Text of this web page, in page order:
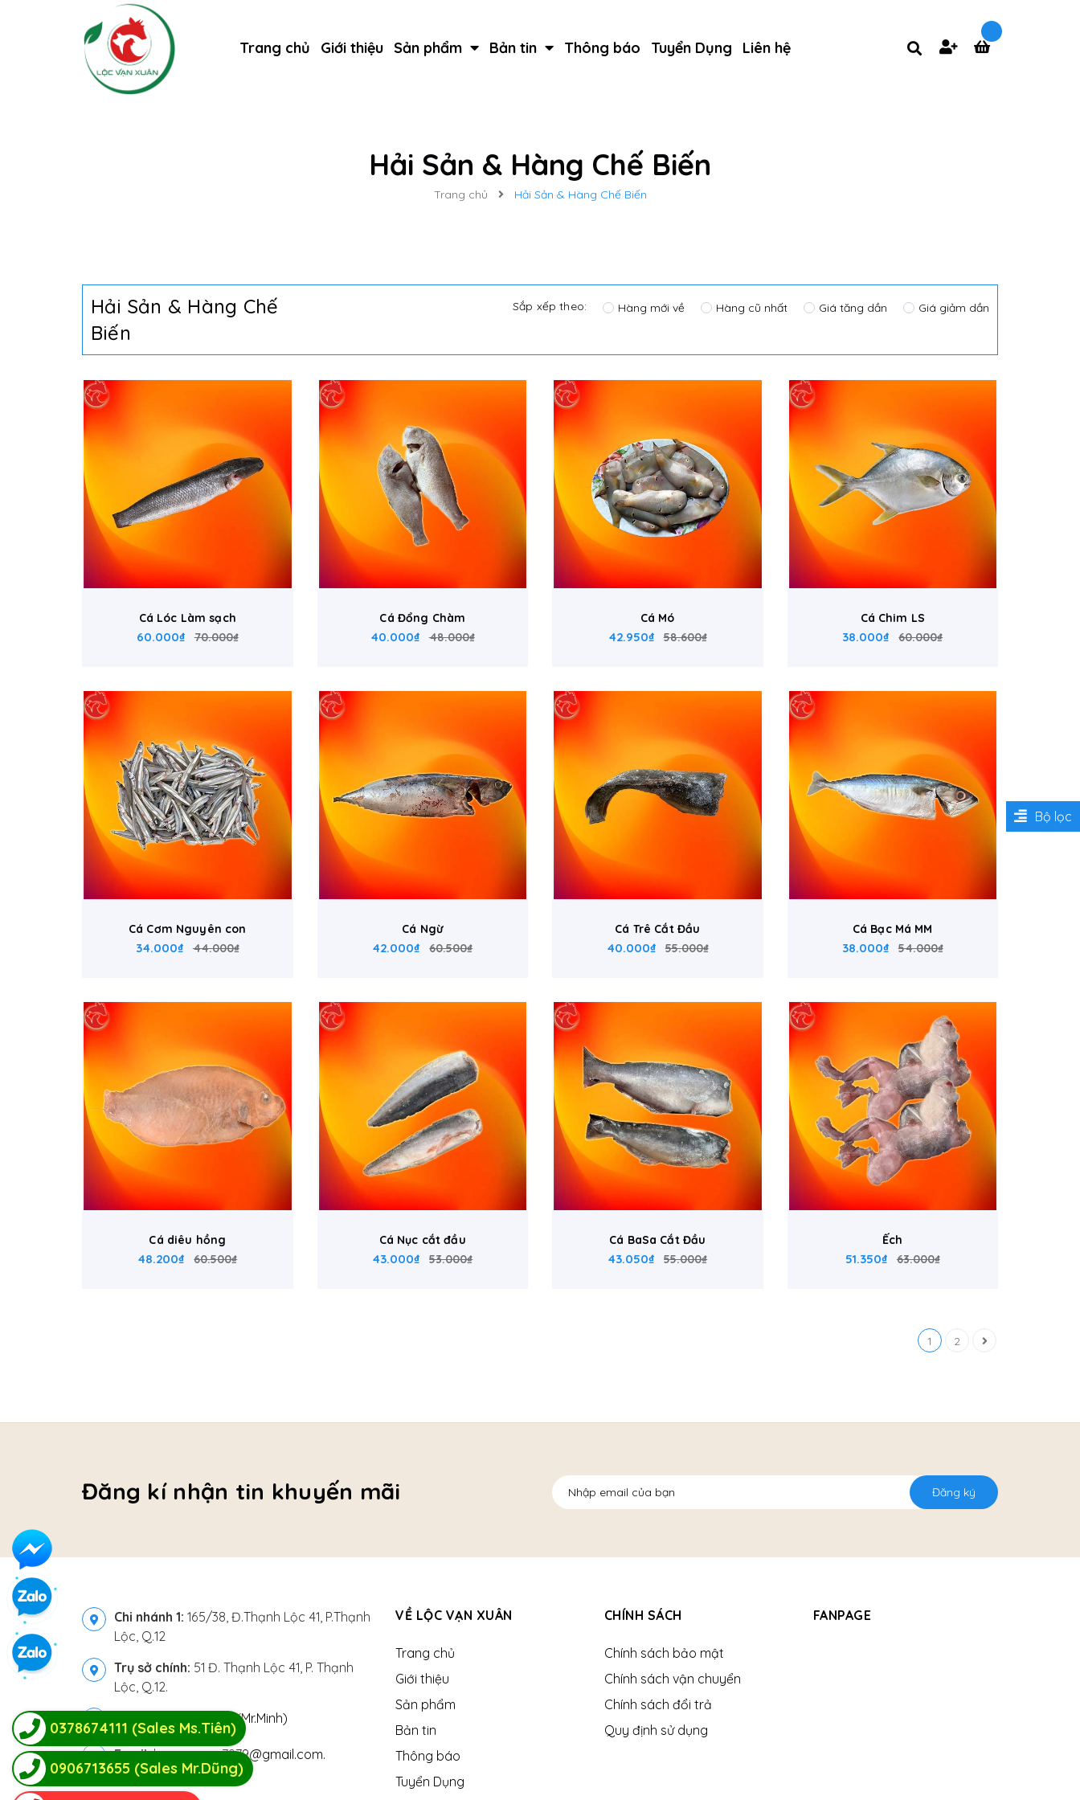
Trang chủ Giới thiệu Sản phẩm Bản tin Thông báo Tuyển Dụng Liên hệ
Hải Sản & Hàng Chế Biến
Trang chủ Hải Sản & Hàng Chế Biến
Hải Sản & Hàng Chế
Biến
Sắp xếp theo: Hàng mới về Hàng cũ nhất Giá tăng dần Giá giảm dần
Cá Lóc Làm sạch
60.000₫ 70.000₫
Cá Đổng Chàm
40.000₫ 48.000₫
Cá Mó
42.950₫ 58.600₫
Cá Chim LS
38.000₫ 60.000₫
Cá Cơm Nguyên con
34.000₫ 44.000₫
Cá Ngừ
42.000₫ 60.500₫
Cá Trê Cắt Đầu
40.000₫ 55.000₫
Cá Bạc Má MM
38.000₫ 54.000₫
Cá diêu hồng
48.200₫ 60.500₫
Cá Nục cắt đầu
43.000₫ 53.000₫
Cá BaSa Cắt Đầu
43.050₫ 55.000₫
Ếch
51.350₫ 63.000₫
1 2
Bộ lọc
Đăng kí nhận tin khuyến mãi Đăng ký
Chi nhánh 1: 165/38, Đ.Thạnh Lộc 41, P.Thạnh
Lộc, Q.12
Trụ sở chính: 51 Đ. Thạnh Lộc 41, P. Thạnh
Lộc, Q.12.
Hotline:
0903814111 (Mr.Minh)
Email:locvanxuan7979@gmail.com.
VỀ LỘC VẠN XUÂN
Trang chủ
Giới thiệu
Sản phẩm
Bản tin
Thông báo
Tuyển Dụng
CHÍNH SÁCH
Chính sách bảo mật
Chính sách vận chuyển
Chính sách đổi trả
Quy định sử dụng
FANPAGE
0906713655 (Sales Mr.Dũng)
0378674111 (Sales Ms.Tiên)